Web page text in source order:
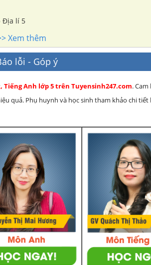
Địa lí 5
Xem thêm
lỗi - Góp ý
Anh lớp 5 trên Tuyensinh247.com.
quả. Phụ huynh và học sinh tham khảo chi tiết